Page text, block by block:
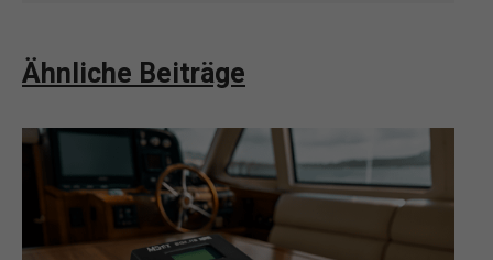
Ähnliche Beiträge